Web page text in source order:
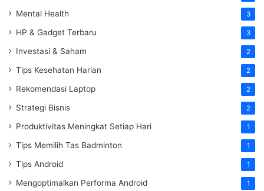
Mental Health 3
HP & Gadget Terbaru 3
Investasi & Saham 2
Tips Kesehatan Harian 2
Rekomendasi Laptop 2
Strategi Bisnis 2
Produktivitas Meningkat Setiap Hari 1
Tips Memilih Tas Badminton 1
Tips Android 1
Mengoptimalkan Performa Android 1